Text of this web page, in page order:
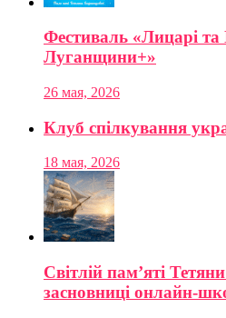
Фестиваль «Лицарі
Луганщини+»
26 мая, 2026
Клуб спілкування
18 мая, 2026
Світлій пам’яті
засновниці онлайн-